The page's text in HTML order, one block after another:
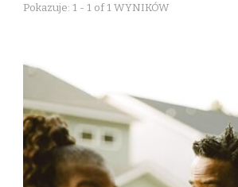
Pokazuje: 1 - 1 of 1 WYNIKÓW